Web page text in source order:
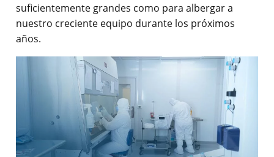
suficientemente grandes como para albergar a
nuestro creciente equipo durante los próximos
años.